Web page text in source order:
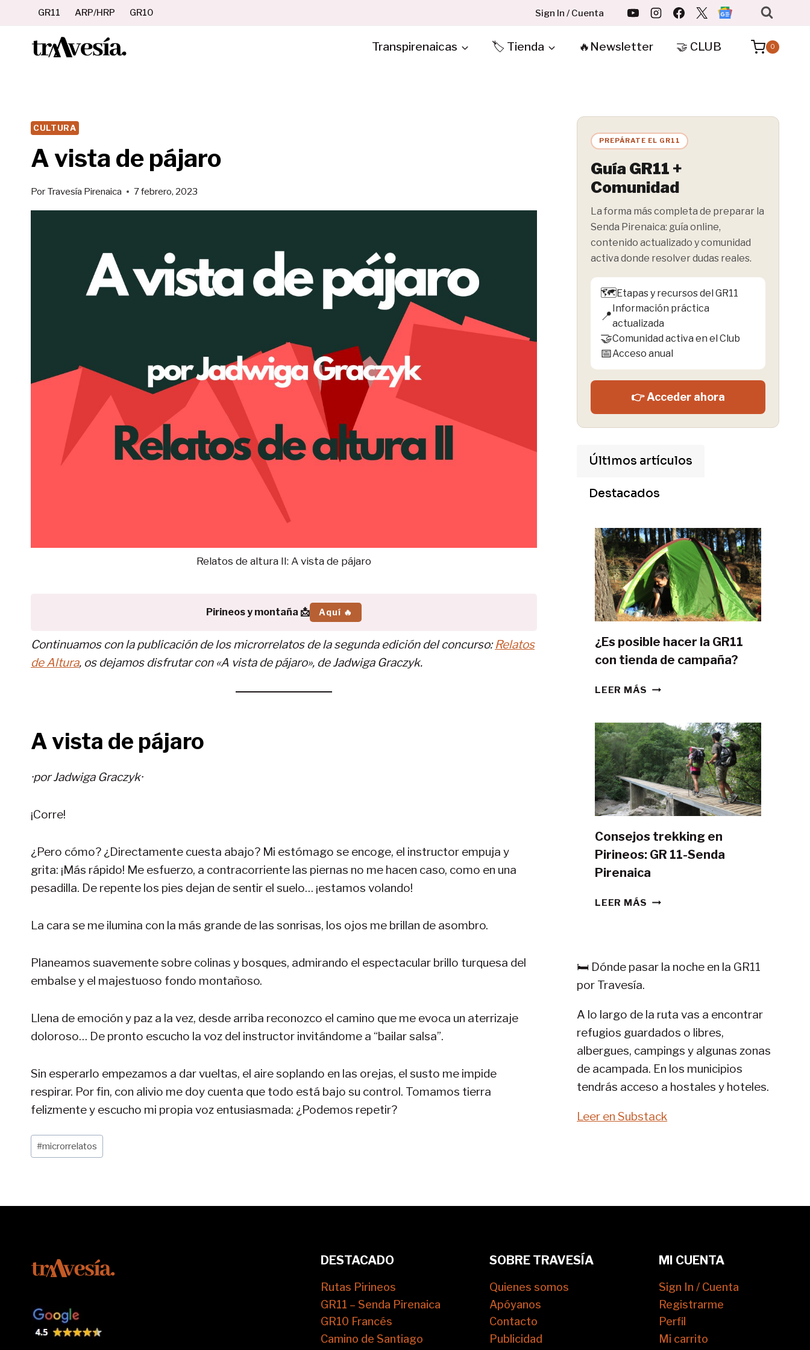
contenido
GR11 ARP/HRP GR10 Sign In / Cuenta
Transpirenaicas 🏷️ Tienda 🔥Newsletter 🤝 CLUB 0
CULTURA
A vista de pájaro
Por Travesía Pirenaica 7 febrero, 2023
Relatos de altura II: A vista de pájaro
Pirineos y montaña 📩 Aquí 🔥
Continuamos con la publicación de los microrrelatos de la segunda edición del concurso:Relatos
de Altura, os dejamos disfrutar con «A vista de pájaro», de Jadwiga Graczyk.
A vista de pájaro
·por Jadwiga Graczyk·
¡Corre!
¿Pero cómo? ¿Directamente cuesta abajo? Mi estómago se encoge, el instructor empuja y
grita: ¡Más rápido! Me esfuerzo, a contracorriente las piernas no me hacen caso, como en una
pesadilla. De repente los pies dejan de sentir el suelo… ¡estamos volando!
La cara se me ilumina con la más grande de las sonrisas, los ojos me brillan de asombro.
Planeamos suavemente sobre colinas y bosques, admirando el espectacular brillo turquesa del
embalse y el majestuoso fondo montañoso.
Llena de emoción y paz a la vez, desde arriba reconozco el camino que me evoca un aterrizaje
doloroso… De pronto escucho la voz del instructor invitándome a “bailar salsa”.
Sin esperarlo empezamos a dar vueltas, el aire soplando en las orejas, el susto me impide
respirar. Por fin, con alivio me doy cuenta que todo está bajo su control. Tomamos tierra
felizmente y escucho mi propia voz entusiasmada: ¿Podemos repetir?
Etiquetas
de
#microrrelatos
PREPÁRATE EL GR11
Guía GR11 +
Comunidad
La forma más completa de preparar la
Senda Pirenaica: guía online,
contenido actualizado y comunidad
activa donde resolver dudas reales.
🗺️Etapas y recursos del GR11
📍
Información práctica
actualizada
🤝Comunidad activa en el Club
📅Acceso anual
👉 Acceder ahora
Últimos artículos
Destacados
¿Es posible hacer la GR11
con tienda de campaña?
LEER MÁS ¿ES
LA
GR11
CON
TIENDA
DE
CAMPAÑA?
Consejos trekking en
Pirineos: GR 11-Senda
Pirenaica
LEER MÁS CONSEJOS
11-
🛏️ Dónde pasar la noche en la GR11
por Travesía.
A lo largo de la ruta vas a encontrar
refugios guardados o libres,
albergues, campings y algunas zonas
de acampada. En los municipios
tendrás acceso a hostales y hoteles.
Leer en Substack
DESTACADO
Rutas Pirineos
GR11 – Senda Pirenaica
GR10 Francés
Camino de Santiago
SOBRE TRAVESÍA
Quienes somos
Apóyanos
Contacto
Publicidad
MI CUENTA
Sign In / Cuenta
Registrarme
Perfil
Mi carrito